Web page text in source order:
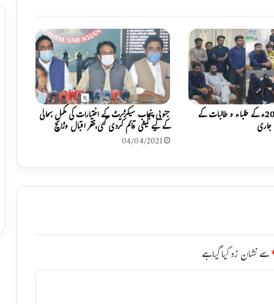
ڈاک
و
و
ںکی
ق
ی
ں
سیشن2023-2027ء کے طلباء و طالبات کے جنوبی پنجاب سیکرٹریٹ کے اختیارات کی مکمل بحالی
کے لیے کمیٹی قائم کردی گئی،ظفر اقبال وڑائچ
04/04/2021
سے نشان زد کیا گیا ہے